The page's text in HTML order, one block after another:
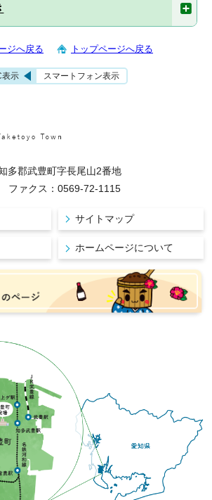
ジへ戻る トップページへ戻る
表示 スマートフォン表示
郡武豊町字長尾山2番地
ファクス：0569-72-1115
サイトマップ
ホームページについて